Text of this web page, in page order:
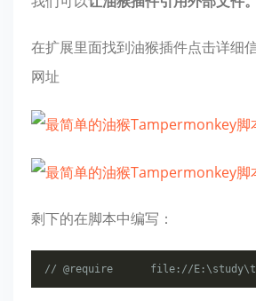
在扩展里面找到油猴插件点击详细
网址
剩下的在脚本中编写：
// @require      file://